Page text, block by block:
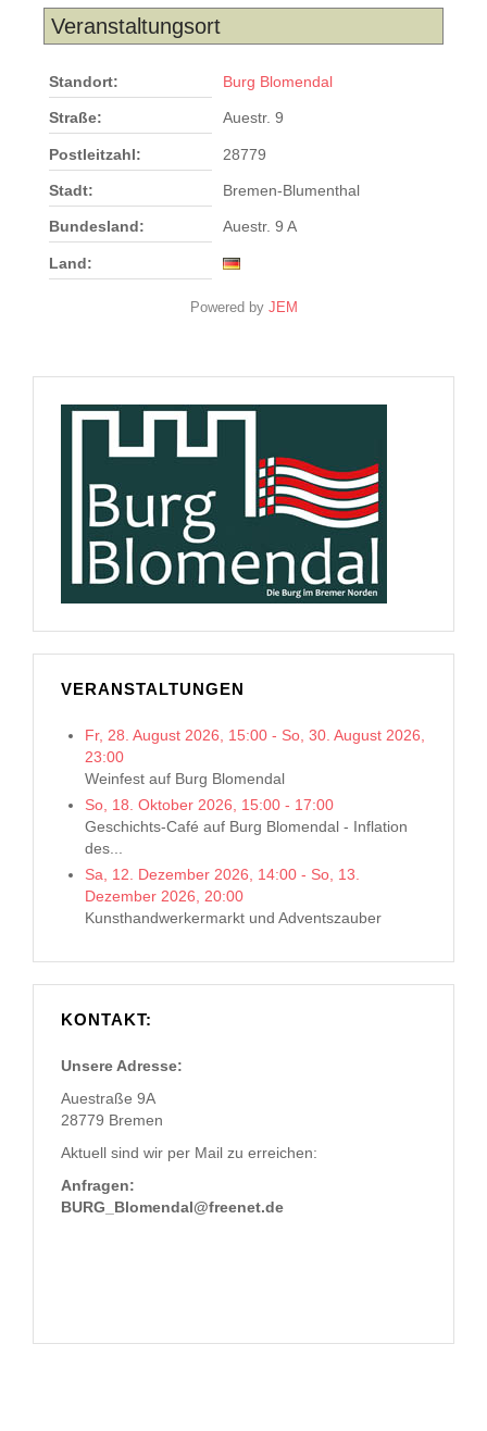
Veranstaltungsort
Standort: Burg Blomendal
Straße: Auestr. 9
Postleitzahl: 28779
Stadt: Bremen-Blumenthal
Bundesland: Auestr. 9 A
Land:
Powered by JEM
VERANSTALTUNGEN
Fr, 28. August 2026 15:00 - So, 30. August 2026
23:00
Weinfest auf Burg Blomendal
So, 18. Oktober 2026
15:00 - 17:00
Geschichts-Café auf Burg Blomendal - Inflation
des...
Sa, 12. Dezember 2026, 14:00 - So, 13.
Dezember 2026,20:00
Kunsthandwerkermarkt und Adventszauber
KONTAKT:
Unsere Adresse:
Auestraße 9A
28779 Bremen
Aktuell sind wir per Mail zu erreichen:
Anfragen:
BURG_Blomendal@freenet.de